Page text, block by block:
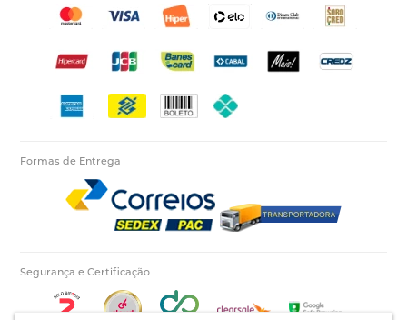
Formas de Entrega
Segurança e Certificação